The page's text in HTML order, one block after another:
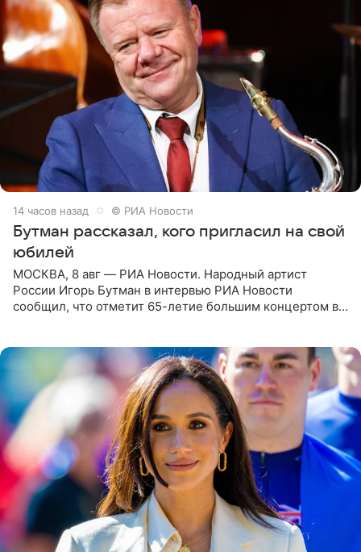
14 часов назад © РИА Новости
Бутман рассказал, кого пригласил на свой
юбилей
МОСКВА, 8 авг — РИА Новости. Народный артист
России Игорь Бутман в интервью РИА Новости
сообщил, что отметит 65-летие большим концертом в